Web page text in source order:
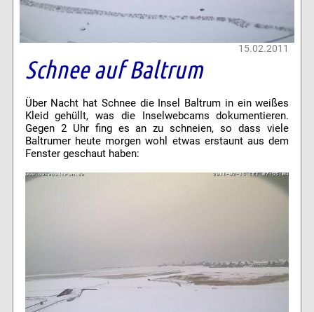
15.02.2011
Schnee auf Baltrum
Über Nacht hat Schnee die Insel Baltrum in ein weißes
Kleid gehüllt, was die Inselwebcams dokumentieren.
Gegen 2 Uhr fing es an zu schneien, so dass viele
Baltrumer heute morgen wohl etwas erstaunt aus dem
Fenster geschaut haben: